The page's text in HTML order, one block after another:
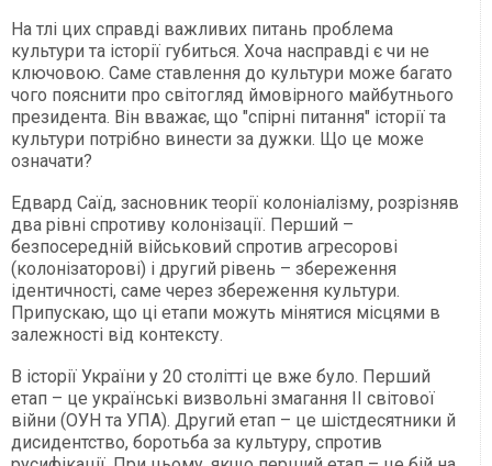
На тлі цих справді важливих питань проблема
культури та історії губиться. Хоча насправді є чи не
ключовою. Саме ставлення до культури може багато
чого пояснити про світогляд ймовірного майбутнього
президента. Він вважає, що "спірні питання" історії та
культури потрібно винести за дужки. Що це може
означати?
Едвард Саїд, засновник теорії колоніалізму, розрізняв
два рівні спротиву колонізації. Перший –
безпосередній військовий спротив агресорові
(колонізаторові) і другий рівень – збереження
ідентичності, саме через збереження культури.
Припускаю, що ці етапи можуть мінятися місцями в
залежності від контексту.
В історії України у 20 столітті це вже було. Перший
етап – це українські визвольні змагання ІІ світової
війни (ОУН та УПА). Другий етап – це шістдесятники й
дисидентство, боротьба за культуру, спротив